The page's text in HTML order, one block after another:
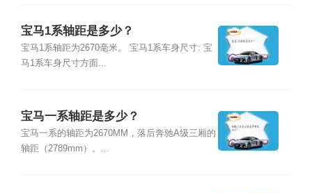
宝马1系轴距是多少？
宝马1系轴距为2670毫米。 宝马1系车身尺寸: 宝
马1系车身尺寸方面...
宝马一系轴距是多少？
宝马一系的轴距为2670MM，落后奔驰A级三厢的
轴距（2789mm）。...